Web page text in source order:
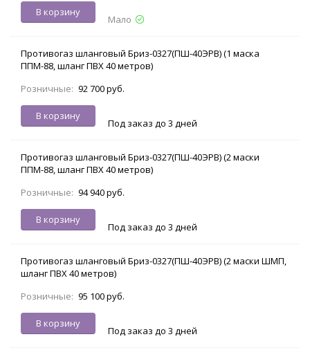
В корзину
Мало
Противогаз шланговый Бриз-0327(ПШ-40ЭРВ) (1 маска
ППМ-88, шланг ПВХ 40 метров)
Розничные: 92 700 руб.
В корзину
Под заказ до 3 дней
Противогаз шланговый Бриз-0327(ПШ-40ЭРВ) (2 маски
ППМ-88, шланг ПВХ 40 метров)
Розничные: 94 940 руб.
В корзину
Под заказ до 3 дней
Противогаз шланговый Бриз-0327(ПШ-40ЭРВ) (2 маски ШМП,
шланг ПВХ 40 метров)
Розничные: 95 100 руб.
В корзину
Под заказ до 3 дней